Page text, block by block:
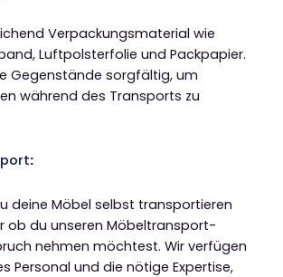
Verpackungsmaterial wie
Luftpolsterfolie und Packpapier.
Gegenstände sorgfältig, um
während des Transports zu
:
deine Möbel selbst transportieren
ob du unseren Möbeltransport-
nehmen möchtest. Wir verfügen
Personal und die nötige Expertise,